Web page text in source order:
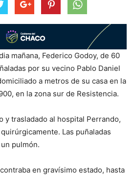
mañana, Federico Godoy, de 60
por su vecino Pablo Daniel
a metros de su casa en la
en la zona sur de Resistencia.
y trasladado al hospital Perrando,
Las puñaladas
pulmón.
en gravísimo estado, hasta